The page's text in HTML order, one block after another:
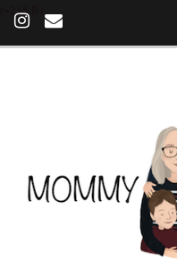
(~215 B)